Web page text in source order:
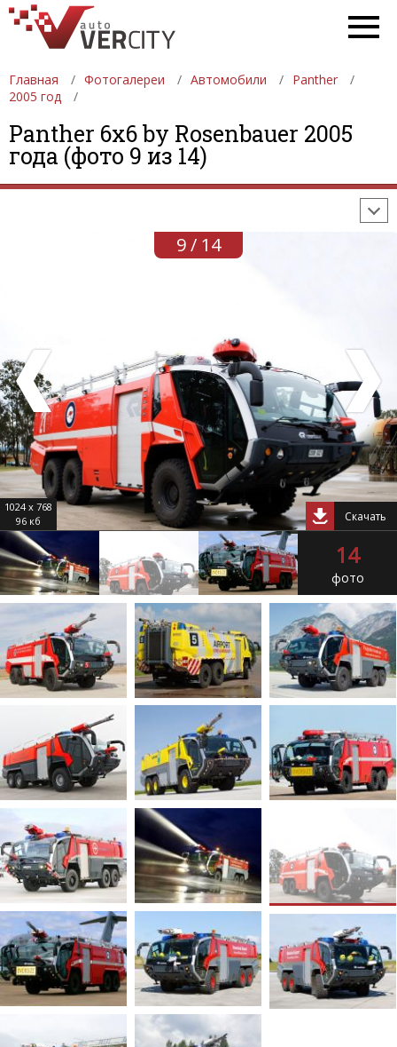
Главная Фотогалереи Автомобили
Panther
2005 год
Panther 6x6 by Rosenbauer 2005
года (фото 9 из 14)
ФОТОГАЛЕРЕИ АВТОМОБИЛИ
ДЕВУШКИ
АВТОСАЛОНЫ
ФОРМУЛА-1
9 / 14
1024 x 768
96 кб
Скачать
14
фото